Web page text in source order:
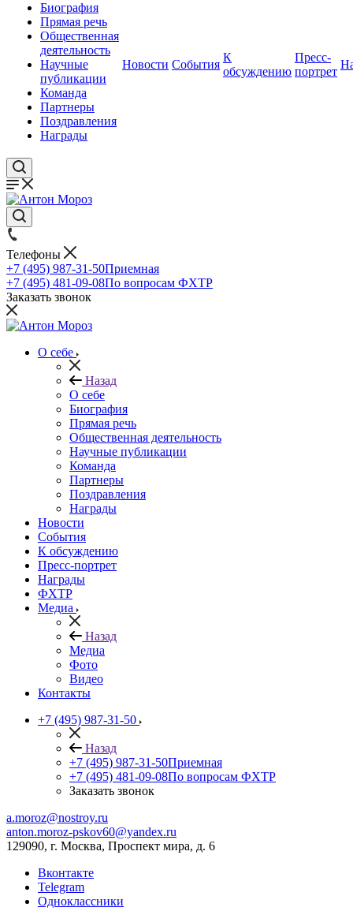
Биография
Прямая речь
Общественная
деятельность
Научные
публикации
Команда
Партнеры
Поздравления
Награды
Новости События
К
обсуждению
Пресс-
портрет
Телефоны
+7 (495) 987-31-50Приемная
+7 (495) 481-09-08По вопросам ФХТР
Заказать звонок
О себе
Назад
О себе
Биография
Прямая речь
Общественная деятельность
Научные публикации
Команда
Партнеры
Поздравления
Награды
Новости
События
К обсуждению
Пресс-портрет
Награды
ФХТР
Медиа
Назад
Медиа
Фото
Видео
Контакты
+7 (495) 987-31-50
Назад
+7 (495) 987-31-50Приемная
+7 (495) 481-09-08По вопросам ФХТР
Заказать звонок
a.moroz@nostroy.ru
anton.moroz-pskov60@yandex.ru
129090, г. Москва, Проспект мира, д. 6
Вконтакте
Telegram
Одноклассники